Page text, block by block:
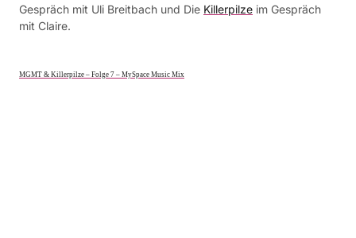
Gespräch mit Uli Breitbach und Die Killerpilze im Gespräch
mit Claire.
MGMT & Killerpilze – Folge 7 – MySpace Music Mix